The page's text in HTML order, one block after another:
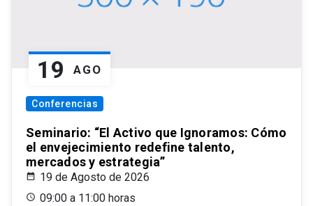
19 AGO
Conferencias
Seminario: “El Activo que Ignoramos: Cómo
el envejecimiento redefine talento,
mercados y estrategia”
19 de Agosto de 2026
09:00 a 11:00 horas